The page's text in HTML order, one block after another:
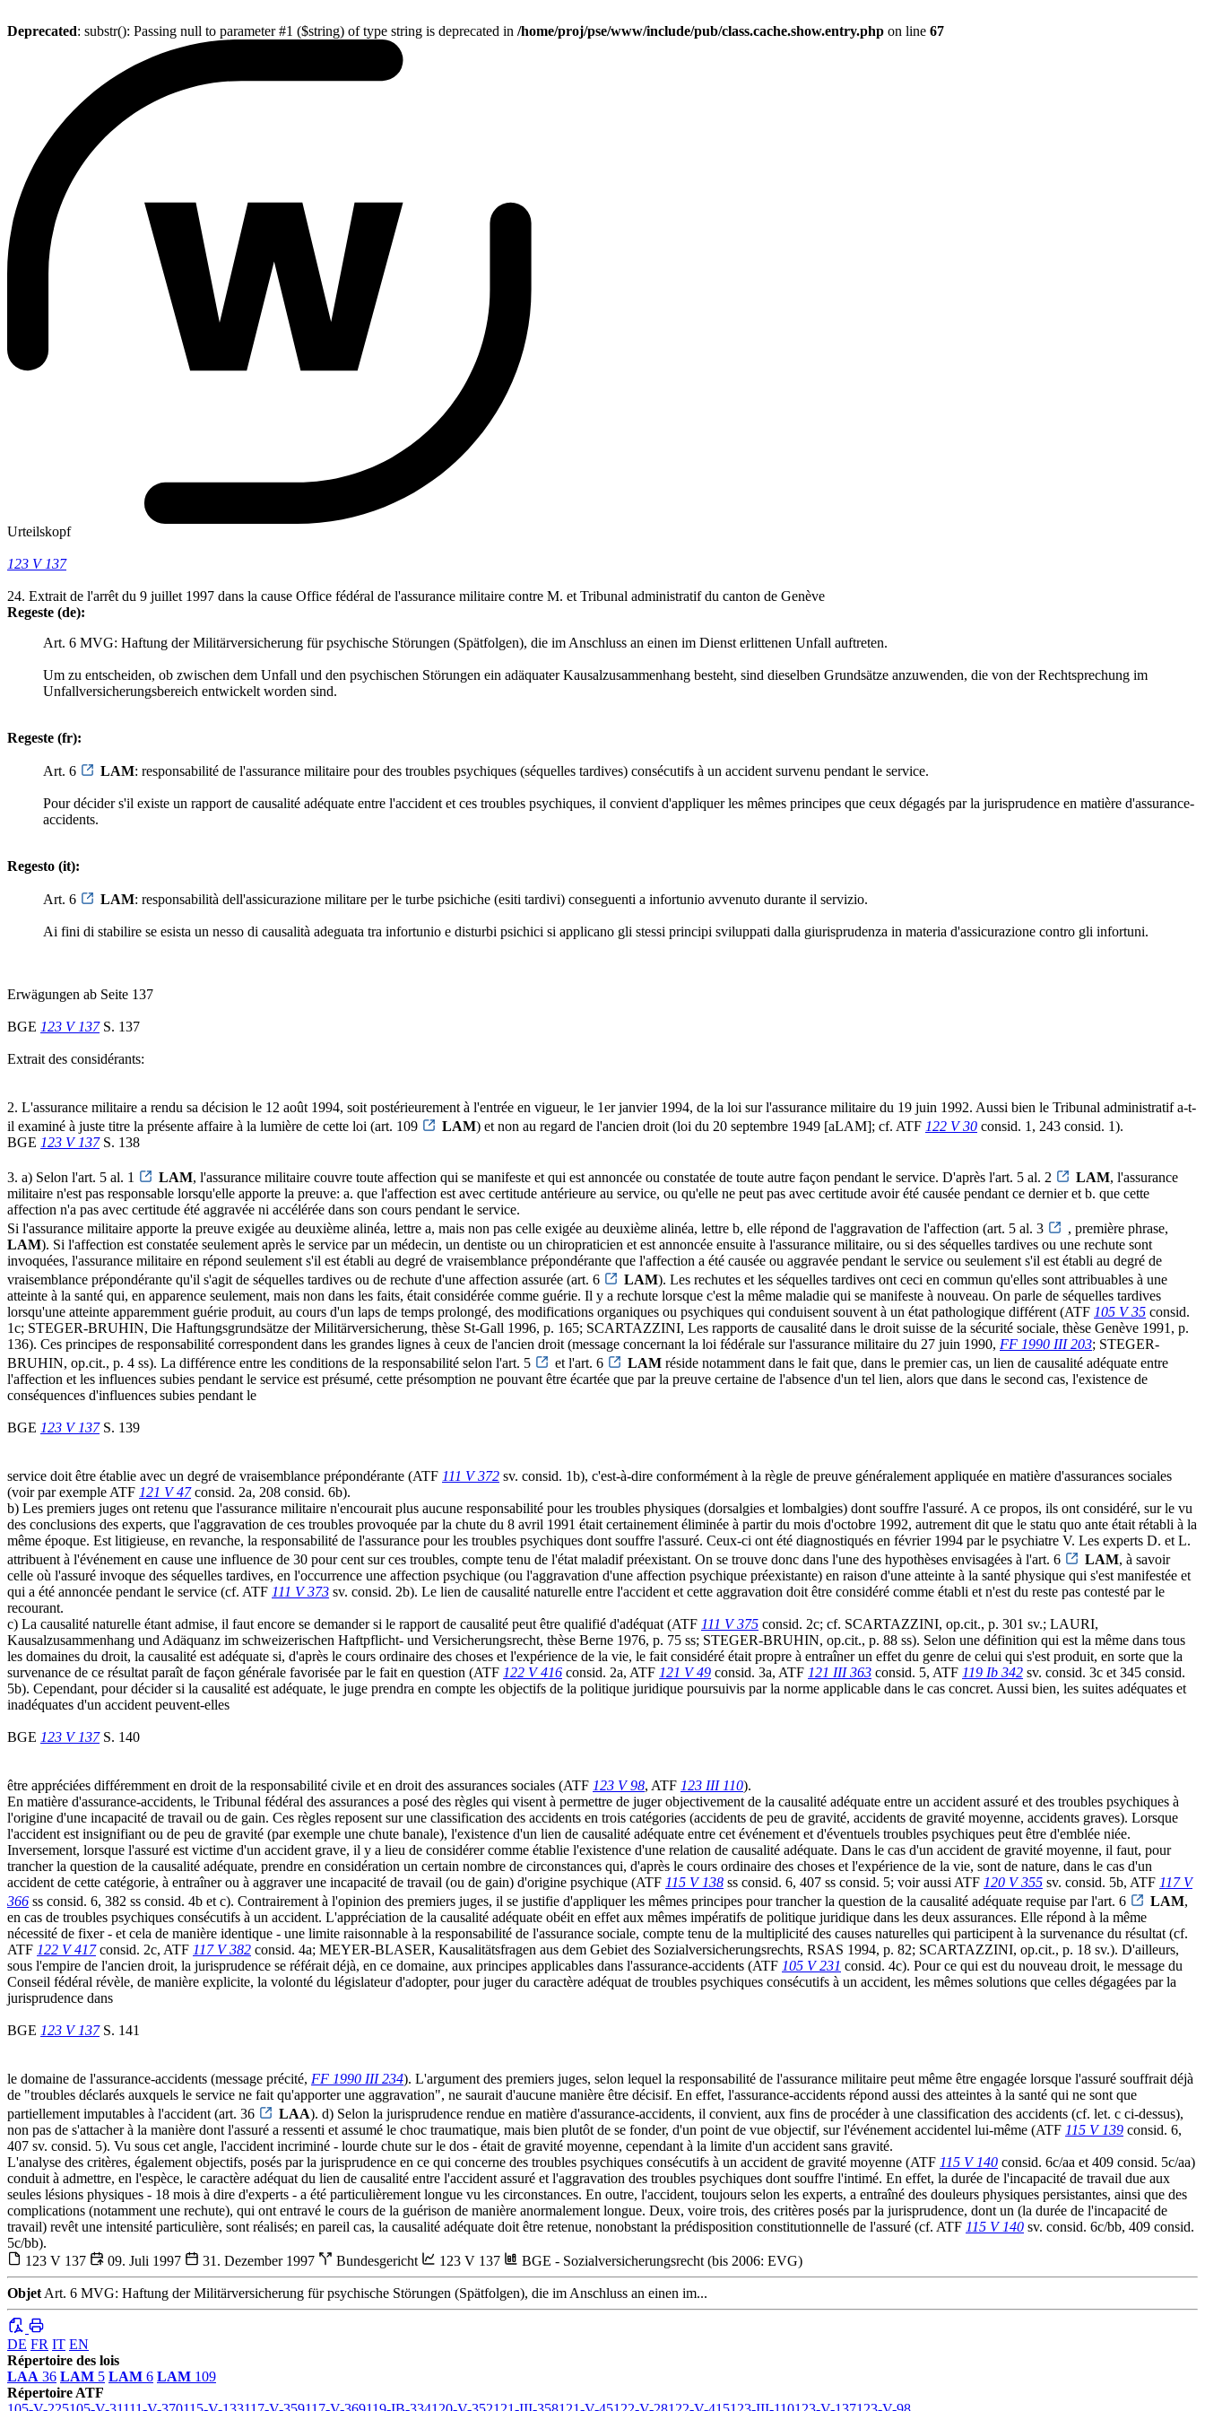
Deprecated: substr(): Passing null to parameter #1 ($string) of type string is deprecated in /home/proj/pse/www/include/pub/class.cache.show.entry.php on line 67
Urteilskopf
123 V 137
24. Extrait de l'arrêt du 9 juillet 1997 dans la cause Office fédéral de l'assurance militaire contre M. et Tribunal administratif du canton de Genève
Regeste (de):
Art. 6 MVG: Haftung der Militärversicherung für psychische Störungen (Spätfolgen), die im Anschluss an einen im Dienst erlittenen Unfall auftreten.
Um zu entscheiden, ob zwischen dem Unfall und den psychischen Störungen ein adäquater Kausalzusammenhang besteht, sind dieselben Grundsätze anzuwenden, die von der Rechtsprechung im
Unfallversicherungsbereich entwickelt worden sind.
Regeste (fr):
Art. 6 LAM: responsabilité de l'assurance militaire pour des troubles psychiques (séquelles tardives) consécutifs à un accident survenu pendant le service.
Pour décider s'il existe un rapport de causalité adéquate entre l'accident et ces troubles psychiques, il convient d'appliquer les mêmes principes que ceux dégagés par la jurisprudence en matière d'assurance-
accidents.
Regesto (it):
Art. 6 LAM: responsabilità dell'assicurazione militare per le turbe psichiche (esiti tardivi) conseguenti a infortunio avvenuto durante il servizio.
Ai fini di stabilire se esista un nesso di causalità adeguata tra infortunio e disturbi psichici si applicano gli stessi principi sviluppati dalla giurisprudenza in materia d'assicurazione contro gli infortuni.
Erwägungen ab Seite 137
BGE 123 V 137S. 137
Extrait des considérants:
2. L'assurance militaire a rendu sa décision le 12 août 1994, soit postérieurement à l'entrée en vigueur, le 1er janvier 1994, de la loi sur l'assurance militaire du 19 juin 1992. Aussi bien le Tribunal administratif a-t-
il examiné à juste titre la présente affaire à la lumière de cette loi (art. 109
LAM) et non au regard de l'ancien droit (loi du 20 septembre 1949 [aLAM]; cf. ATF 122 V 30 consid. 1, 243 consid. 1).
BGE 123 V 137S. 138
3. a) Selon l'art. 5 al. 1 LAM, l'assurance militaire couvre toute affection qui se manifeste et qui est annoncée ou constatée de toute autre façon pendant le service. D'après l'art. 5 al. 2 LAM, l'assurance
militaire n'est pas responsable lorsqu'elle apporte la preuve: a. que l'affection est avec certitude antérieure au service, ou qu'elle ne peut pas avec certitude avoir été causée pendant ce dernier et b. que cette
affection n'a pas avec certitude été aggravée ni accélérée dans son cours pendant le service.
Si l'assurance militaire apporte la preuve exigée au deuxième alinéa, lettre a, mais non pas celle exigée au deuxième alinéa, lettre b, elle répond de l'aggravation de l'affection (art. 5 al. 3
, première phrase,
LAM). Si l'affection est constatée seulement après le service par un médecin, un dentiste ou un chiropraticien et est annoncée ensuite à l'assurance militaire, ou si des séquelles tardives ou une rechute sont
invoquées, l'assurance militaire en répond seulement s'il est établi au degré de vraisemblance prépondérante que l'affection a été causée ou aggravée pendant le service ou seulement s'il est établi au degré de
vraisemblance prépondérante qu'il s'agit de séquelles tardives ou de rechute d'une affection assurée (art. 6
LAM). Les rechutes et les séquelles tardives ont ceci en commun qu'elles sont attribuables à une
atteinte à la santé qui, en apparence seulement, mais non dans les faits, était considérée comme guérie. Il y a rechute lorsque c'est la même maladie qui se manifeste à nouveau. On parle de séquelles tardives
lorsqu'une atteinte apparemment guérie produit, au cours d'un laps de temps prolongé, des modifications organiques ou psychiques qui conduisent souvent à un état pathologique différent (ATF 105 V 35 consid.
1c; STEGER-BRUHIN, Die Haftungsgrundsätze der Militärversicherung, thèse St-Gall 1996, p. 165; SCARTAZZINI, Les rapports de causalité dans le droit suisse de la sécurité sociale, thèse Genève 1991, p.
136). Ces principes de responsabilité correspondent dans les grandes lignes à ceux de l'ancien droit (message concernant la loi fédérale sur l'assurance militaire du 27 juin 1990, FF 1990 III 203; STEGER-
BRUHIN, op.cit., p. 4 ss). La différence entre les conditions de la responsabilité selon l'art. 5
et l'art. 6 LAM réside notamment dans le fait que, dans le premier cas, un lien de causalité adéquate entre
l'affection et les influences subies pendant le service est présumé, cette présomption ne pouvant être écartée que par la preuve certaine de l'absence d'un tel lien, alors que dans le second cas, l'existence de
conséquences d'influences subies pendant le
BGE 123 V 137S. 139
service doit être établie avec un degré de vraisemblance prépondérante (ATF 111 V 372 sv. consid. 1b), c'est-à-dire conformément à la règle de preuve généralement appliquée en matière d'assurances sociales
(voir par exemple ATF 121 V 47consid. 2a, 208 consid. 6b).
b) Les premiers juges ont retenu que l'assurance militaire n'encourait plus aucune responsabilité pour les troubles physiques (dorsalgies et lombalgies) dont souffre l'assuré. A ce propos, ils ont considéré, sur le vu
des conclusions des experts, que l'aggravation de ces troubles provoquée par la chute du 8 avril 1991 était certainement éliminée à partir du mois d'octobre 1992, autrement dit que le statu quo ante était rétabli à la
même époque. Est litigieuse, en revanche, la responsabilité de l'assurance pour les troubles psychiques dont souffre l'assuré. Ceux-ci ont été diagnostiqués en février 1994 par le psychiatre V. Les experts D. et L.
attribuent à l'événement en cause une influence de 30 pour cent sur ces troubles, compte tenu de l'état maladif préexistant. On se trouve donc dans l'une des hypothèses envisagées à l'art. 6
LAM, à savoir
celle où l'assuré invoque des séquelles tardives, en l'occurrence une affection psychique (ou l'aggravation d'une affection psychique préexistante) en raison d'une atteinte à la santé physique qui s'est manifestée et
qui a été annoncée pendant le service (cf. ATF 111 V 373 sv. consid. 2b). Le lien de causalité naturelle entre l'accident et cette aggravation doit être considéré comme établi et n'est du reste pas contesté par le
recourant.
c) La causalité naturelle étant admise, il faut encore se demander si le rapport de causalité peut être qualifié d'adéquat (ATF 111 V 375 consid. 2c; cf. SCARTAZZINI, op.cit., p. 301 sv.; LAURI,
Kausalzusammenhang und Adäquanz im schweizerischen Haftpflicht- und Versicherungsrecht, thèse Berne 1976, p. 75 ss; STEGER-BRUHIN, op.cit., p. 88 ss). Selon une définition qui est la même dans tous
les domaines du droit, la causalité est adéquate si, d'après le cours ordinaire des choses et l'expérience de la vie, le fait considéré était propre à entraîner un effet du genre de celui qui s'est produit, en sorte que la
survenance de ce résultat paraît de façon générale favorisée par le fait en question (ATF 122 V 416 consid. 2a, ATF 121 V 49 consid. 3a, ATF 121 III 363 consid. 5, ATF 119 Ib 342 sv. consid. 3c et 345 consid.
5b). Cependant, pour décider si la causalité est adéquate, le juge prendra en compte les objectifs de la politique juridique poursuivis par la norme applicable dans le cas concret. Aussi bien, les suites adéquates et
inadéquates d'un accident peuvent-elles
BGE 123 V 137S. 140
être appréciées différemment en droit de la responsabilité civile et en droit des assurances sociales (ATF 123 V 98, ATF 123 III 110).
En matière d'assurance-accidents, le Tribunal fédéral des assurances a posé des règles qui visent à permettre de juger objectivement de la causalité adéquate entre un accident assuré et des troubles psychiques à
l'origine d'une incapacité de travail ou de gain. Ces règles reposent sur une classification des accidents en trois catégories (accidents de peu de gravité, accidents de gravité moyenne, accidents graves). Lorsque
l'accident est insignifiant ou de peu de gravité (par exemple une chute banale), l'existence d'un lien de causalité adéquate entre cet événement et d'éventuels troubles psychiques peut être d'emblée niée.
Inversement, lorsque l'assuré est victime d'un accident grave, il y a lieu de considérer comme établie l'existence d'une relation de causalité adéquate. Dans le cas d'un accident de gravité moyenne, il faut, pour
trancher la question de la causalité adéquate, prendre en considération un certain nombre de circonstances qui, d'après le cours ordinaire des choses et l'expérience de la vie, sont de nature, dans le cas d'un
accident de cette catégorie, à entraîner ou à aggraver une incapacité de travail (ou de gain) d'origine psychique (ATF 115 V 138 ss consid. 6, 407 ss consid. 5; voir aussi ATF 120 V 355 sv. consid. 5b, ATF 117 V
366 ss consid. 6, 382 ss consid. 4b et c). Contrairement à l'opinion des premiers juges, il se justifie d'appliquer les mêmes principes pour trancher la question de la causalité adéquate requise par l'art. 6 LAM,
en cas de troubles psychiques consécutifs à un accident. L'appréciation de la causalité adéquate obéit en effet aux mêmes impératifs de politique juridique dans les deux assurances. Elle répond à la même
nécessité de fixer - et cela de manière identique - une limite raisonnable à la responsabilité de l'assurance sociale, compte tenu de la multiplicité des causes naturelles qui participent à la survenance du résultat (cf.
ATF 122 V 417consid. 2c, ATF 117 V 382 consid. 4a; MEYER-BLASER, Kausalitätsfragen aus dem Gebiet des Sozialversicherungsrechts, RSAS 1994, p. 82; SCARTAZZINI, op.cit., p. 18 sv.). D'ailleurs,
sous l'empire de l'ancien droit, la jurisprudence se référait déjà, en ce domaine, aux principes applicables dans l'assurance-accidents (ATF 105 V 231 consid. 4c). Pour ce qui est du nouveau droit, le message du
Conseil fédéral révèle, de manière explicite, la volonté du législateur d'adopter, pour juger du caractère adéquat de troubles psychiques consécutifs à un accident, les mêmes solutions que celles dégagées par la
jurisprudence dans
BGE 123 V 137S. 141
le domaine de l'assurance-accidents (message précité, FF 1990 III 234). L'argument des premiers juges, selon lequel la responsabilité de l'assurance militaire peut même être engagée lorsque l'assuré souffrait déjà
de "troubles déclarés auxquels le service ne fait qu'apporter une aggravation", ne saurait d'aucune manière être décisif. En effet, l'assurance-accidents répond aussi des atteintes à la santé qui ne sont que
partiellement imputables à l'accident (art. 36
LAA). d) Selon la jurisprudence rendue en matière d'assurance-accidents, il convient, aux fins de procéder à une classification des accidents (cf. let. c ci-dessus),
non pas de s'attacher à la manière dont l'assuré a ressenti et assumé le choc traumatique, mais bien plutôt de se fonder, d'un point de vue objectif, sur l'événement accidentel lui-même (ATF 115 V 139 consid. 6,
407 sv. consid. 5). Vu sous cet angle, l'accident incriminé - lourde chute sur le dos - était de gravité moyenne, cependant à la limite d'un accident sans gravité.
L'analyse des critères, également objectifs, posés par la jurisprudence en ce qui concerne des troubles psychiques consécutifs à un accident de gravité moyenne (ATF 115 V 140 consid. 6c/aa et 409 consid. 5c/aa)
conduit à admettre, en l'espèce, le caractère adéquat du lien de causalité entre l'accident assuré et l'aggravation des troubles psychiques dont souffre l'intimé. En effet, la durée de l'incapacité de travail due aux
seules lésions physiques - 18 mois à dire d'experts - a été particulièrement longue vu les circonstances. En outre, l'accident, toujours selon les experts, a entraîné des douleurs physiques persistantes, ainsi que des
complications (notamment une rechute), qui ont entravé le cours de la guérison de manière anormalement longue. Deux, voire trois, des critères posés par la jurisprudence, dont un (la durée de l'incapacité de
travail) revêt une intensité particulière, sont réalisés; en pareil cas, la causalité adéquate doit être retenue, nonobstant la prédisposition constitutionnelle de l'assuré (cf. ATF 115 V 140 sv. consid. 6c/bb, 409 consid.
5c/bb).
123 V 137
09. Juli 1997 31. Dezember 1997 Bundesgericht 123 V 137 BGE - Sozialversicherungsrecht (bis 2006: EVG)
Objet Art. 6 MVG: Haftung der Militärversicherung für psychische Störungen (Spätfolgen), die im Anschluss an einen im...
DE FR IT EN
Répertoire des lois
LAA 36 LAM 5 LAM 6 LAM 109
Répertoire ATF